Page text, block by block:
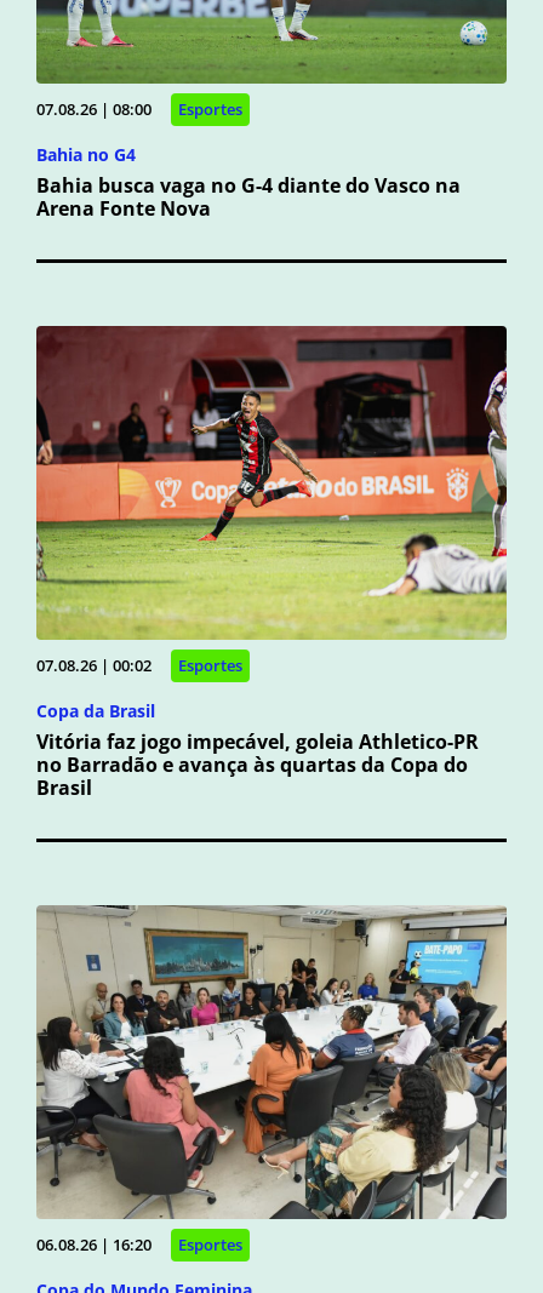
07.08.26 | 08:00 Esportes
Bahia no G4
Bahia busca vaga no G-4 diante do Vasco na
Arena Fonte Nova
07.08.26 | 00:02 Esportes
Copa da Brasil
Vitória faz jogo impecável, goleia Athletico-PR
no Barradão e avança às quartas da Copa do
Brasil
06.08.26 | 16:20 Esportes